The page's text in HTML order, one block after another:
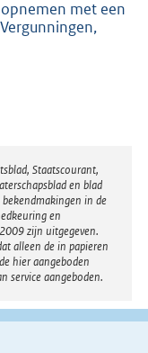
met een
Staatscourant,
en blad
in de
en
zijn uitgegeven.
alleen de in papieren
hier aangeboden
service aangeboden.